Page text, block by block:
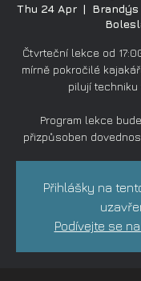
Thu 24 Apr
  |
Čtvrteční lekce od
mírně pokročilé
pilují techniku
Program lekce
přizpůsoben
Přihlášky na
Podívejte se